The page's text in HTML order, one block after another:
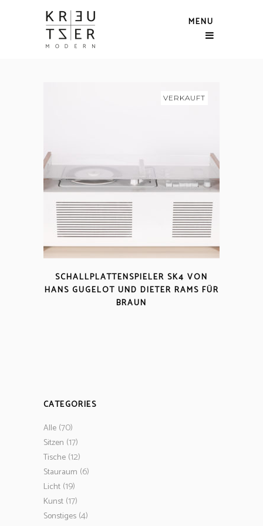
MENU
VERKAUFT
SCHALLPLATTENSPIELER SK4 VON
HANS GUGELOT UND DIETER RAMS FÜR
BRAUN
CATEGORIES
Alle (70)
Sitzen (17)
Tische (12)
Stauraum (6)
Licht (19)
Kunst (17)
Sonstiges (4)